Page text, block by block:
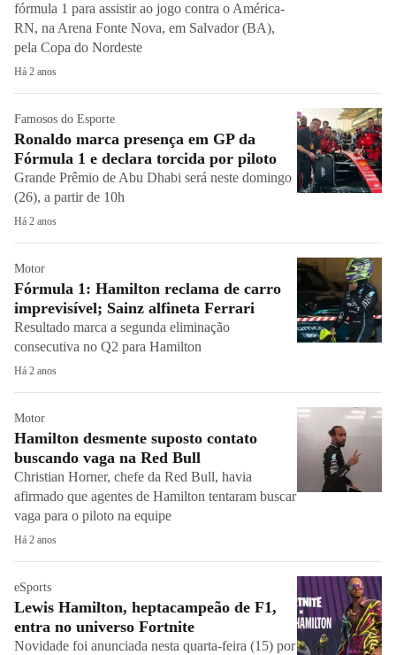
fórmula 1 para assistir ao jogo contra o América-
RN, na Arena Fonte Nova, em Salvador (BA),
pela Copa do Nordeste
Há 2 anos
Famosos do Esporte
Ronaldo marca presença em GP da
Fórmula 1 e declara torcida por piloto
Grande Prêmio de Abu Dhabi será neste domingo
(26), a partir de 10h
Há 2 anos
Motor
Fórmula 1: Hamilton reclama de carro
imprevisível; Sainz alfineta Ferrari
Resultado marca a segunda eliminação
consecutiva no Q2 para Hamilton
Há 2 anos
Motor
Hamilton desmente suposto contato
buscando vaga na Red Bull
Christian Horner, chefe da Red Bull, havia
afirmado que agentes de Hamilton tentaram buscar
vaga para o piloto na equipe
Há 2 anos
eSports
Lewis Hamilton, heptacampeão de F1,
entra no universo Fortnite
Novidade foi anunciada nesta quarta-feira (15) por